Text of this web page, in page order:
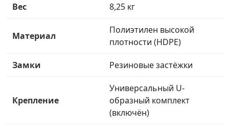
Вес 8,25 кг
Материал
Полиэтилен высокой
плотности (HDPE)
Замки Резиновые застёжки
Крепление
Универсальный U-
образный комплект
(включён)